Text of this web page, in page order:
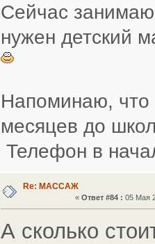
Сейчас
нужен детский
Напоминаю, что
месяцев до
Телефон в
Re: МАССАЖ
«Ответ #84 : 05 Мая
А сколько